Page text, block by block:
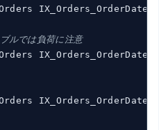
IX_Orders_OrderDate;
ルでは負荷に注意
IX_Orders_OrderDate
IX_Orders_OrderDate